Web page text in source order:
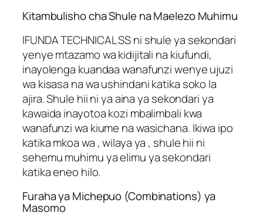
Kitambulisho cha Shule na Maelezo Muhimu
IFUNDA TECHNICAL SS ni shule ya sekondari
yenye mtazamo wa kidijitali na kiufundi,
inayolenga kuandaa wanafunzi wenye ujuzi
wa kisasa na wa ushindani katika soko la
ajira. Shule hii ni ya aina ya sekondari ya
kawaida inayotoa kozi mbalimbali kwa
wanafunzi wa kiume na wasichana. Ikiwa ipo
katika mkoa wa , wilaya ya , shule hii ni
sehemu muhimu ya elimu ya sekondari
katika eneo hilo.
Furaha ya Michepuo (Combinations) ya
Masomo